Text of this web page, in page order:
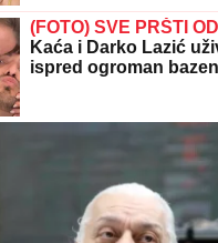
(FOTO) SVE PRŠTI
Kaća i Darko Lazić
ispred ogroman bazen